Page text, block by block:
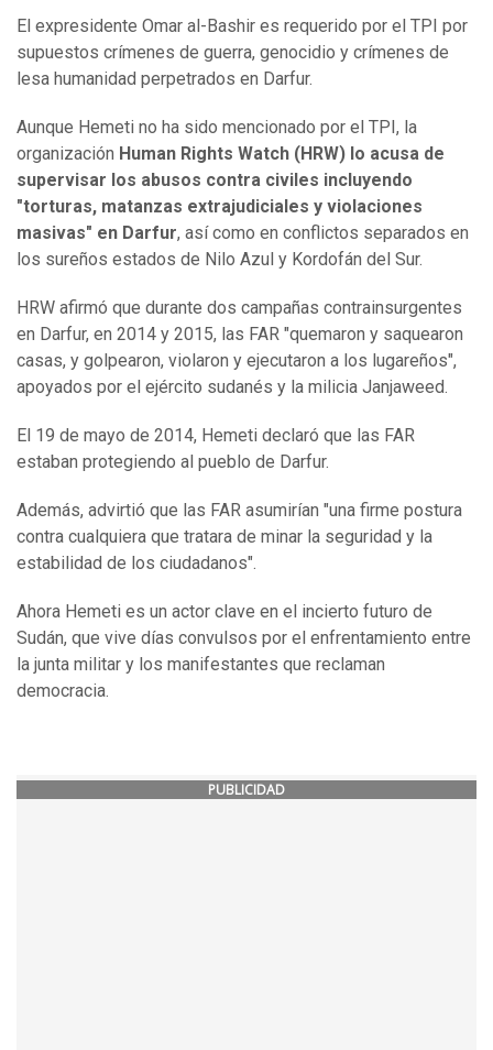
El expresidente Omar al-Bashir es requerido por el TPI por
supuestos crímenes de guerra, genocidio y crímenes de
lesa humanidad perpetrados en Darfur.
Aunque Hemeti no ha sido mencionado por el TPI, la
organización Human Rights Watch (HRW) lo acusa de
supervisar los abusos contra civiles incluyendo
"torturas, matanzas extrajudiciales y violaciones
masivas" en Darfur, así como en conflictos separados en
los sureños estados de Nilo Azul y Kordofán del Sur.
HRW afirmó que durante dos campañas contrainsurgentes
en Darfur, en 2014 y 2015, las FAR "quemaron y saquearon
casas, y golpearon, violaron y ejecutaron a los lugareños",
apoyados por el ejército sudanés y la milicia Janjaweed.
El 19 de mayo de 2014, Hemeti declaró que las FAR
estaban protegiendo al pueblo de Darfur.
Además, advirtió que las FAR asumirían "una firme postura
contra cualquiera que tratara de minar la seguridad y la
estabilidad de los ciudadanos".
Ahora Hemeti es un actor clave en el incierto futuro de
Sudán, que vive días convulsos por el enfrentamiento entre
la junta militar y los manifestantes que reclaman
democracia.
PUBLICIDAD